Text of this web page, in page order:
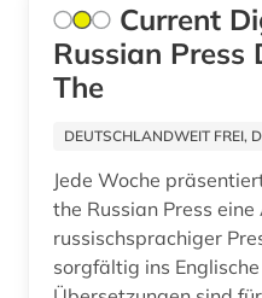
Current
Russian Press
The
DEUTSCHLANDWEIT FREI,
Jede Woche
the Russian Press
russischsprachiger
sorgfältig ins